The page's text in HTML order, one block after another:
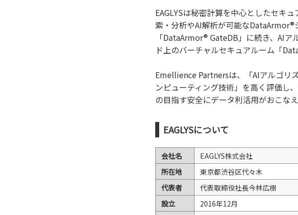
EAGLYSは秘密計算を中心としたセキ
索・分析やAI解析が可能な
「DataArmor® GateDB」に続き、AI
ド上のバーチャルセキュアルーム「
Emellience Partnersは、「AIアルゴリ
ンピューティング技術」を高く評価し
の目指す安全にデータ利活用がおこな
EAGLYSについて
会社名
EAGLYS株式会社
所在地
東京都渋谷区代々木
代表者
代表取締役社長今林広樹
設立
2016年12月